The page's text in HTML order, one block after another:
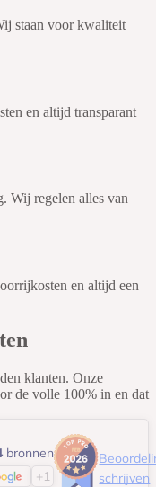
staan voor kwaliteit
en altijd transparant
Wij regelen alles van
en altijd een
klanten. Onze
de volle 100% in en dat
bronnen
+1
schrijven